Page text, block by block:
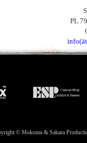
PL
© Mokoma & Sakara